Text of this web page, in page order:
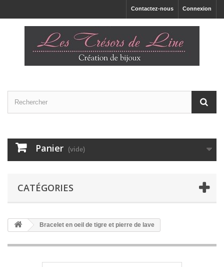
Connexion
Contactez-nous
Panier (vide)
CATÉGORIES
Bracelet en oeil de tigre et pierre de lave